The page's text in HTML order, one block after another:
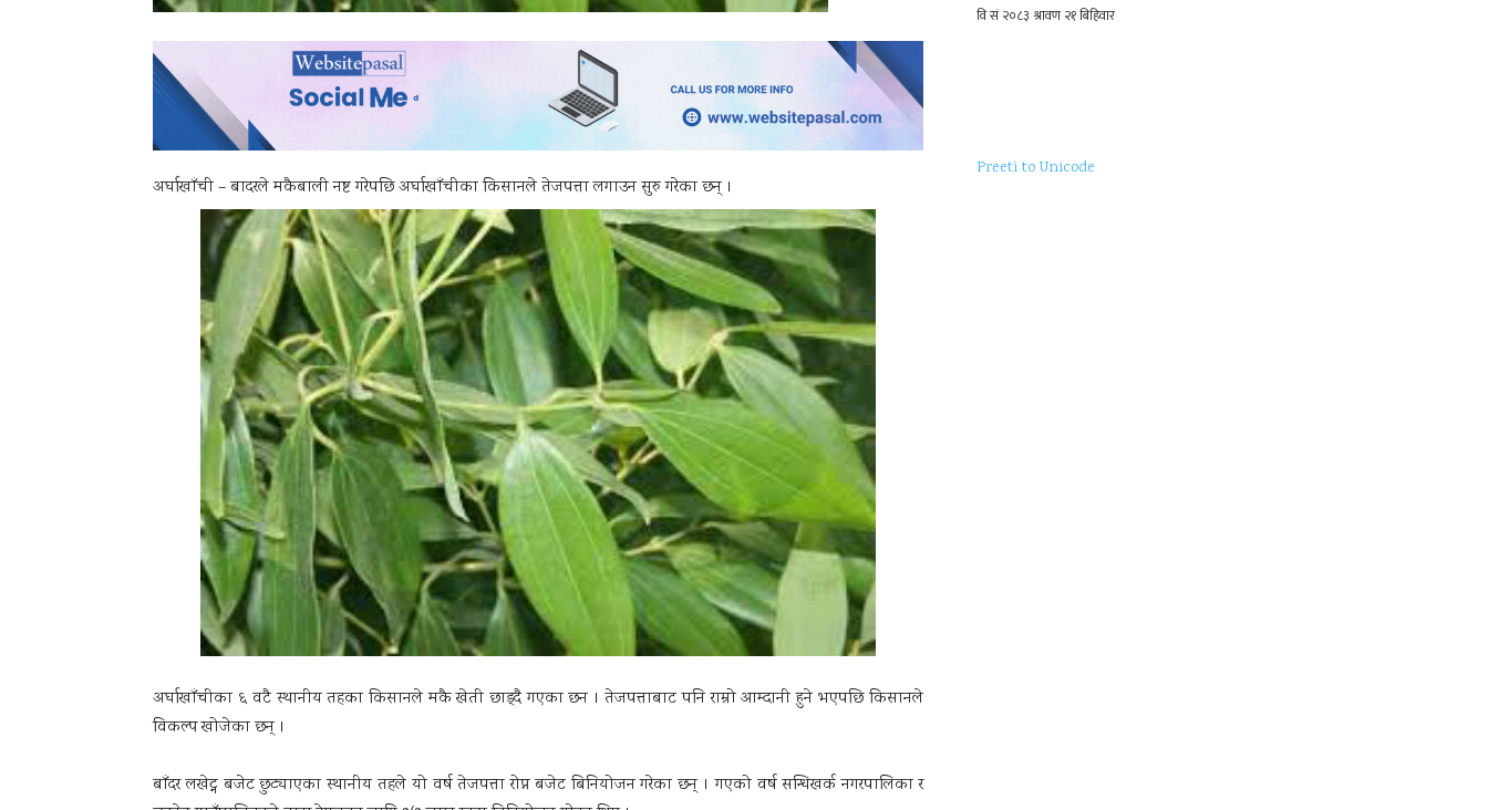
अर्घाखाँची – बादरले मकैबाली नष्ट गरेपछि अर्घाखाँचीका किसानले तेजपत्ता लगाउन सुरु गरेका छन् ।
अर्घाखाँचीका ६ वटै स्थानीय तहका किसानले मकै खेती छाड्दै गएका छन । तेजपत्ताबाट पनि राम्रो आम्दानी हुने भएपछि किसानले
विकल्प खोजेका छन् ।
बाँदर लखेट्न बजेट छुट्याएका स्थानीय तहले यो वर्ष तेजपत्ता रोप्न बजेट बिनियोजन गरेका छन् । गएको वर्ष सन्धिखर्क नगरपालिका र
Preeti to Unicode